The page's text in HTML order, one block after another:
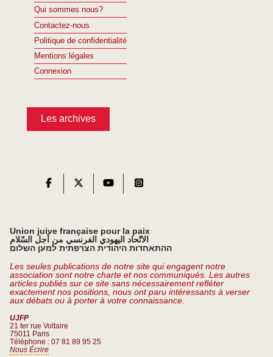
Qui sommes nous?
Contactez-nous
Politique de confidentialité
Mentions légales
Connexion
Les archives
Union juive française pour la paix
الاتّحاد اليهودي الفرنسي من أجل السّلام
ההתאחדות היהודית הצרפתית למען השלום
Les seules publications de notre site qui engagent notre
association sont notre charte et nos communiqués. Les autres
articles publiés sur ce site sans nécessairement refléter
exactement nos positions, nous ont paru intéressants à verser
aux débats ou à porter à votre connaissance.
UJFP
21 ter rue Voltaire
75011 Paris
Téléphone : 07 81 89 95 25
Nous Écrire